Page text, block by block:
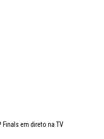
Finals em direto na TV